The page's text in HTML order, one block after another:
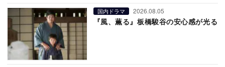
国内ドラマ 2026.08.05
『風、薫る』板橋駿谷の安心感が光る